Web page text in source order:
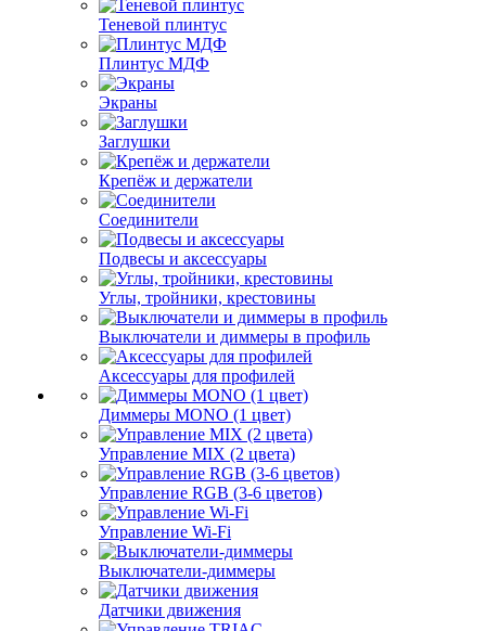
Теневой плинтус
Плинтус МДФ
Экраны
Заглушки
Крепёж и держатели
Соединители
Подвесы и аксессуары
Углы, тройники, крестовины
Выключатели и диммеры в профиль
Аксессуары для профилей
Диммеры MONO (1 цвет)
Управление MIX (2 цвета)
Управление RGB (3-6 цветов)
Управление Wi-Fi
Выключатели-диммеры
Датчики движения